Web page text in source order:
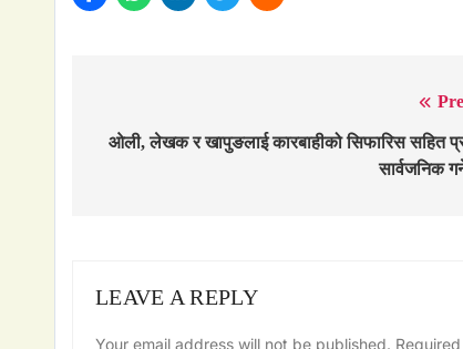
navigation
ओली, लेखक र खापुङलाई कारबाहीको सिफारिस सहित
सार्वजनिक
LEAVE A REPLY
Your email address will not be published.